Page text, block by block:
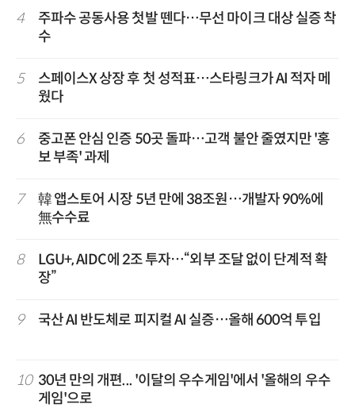
4
주파수 공동사용 첫발 뗀다…무선 마이크 대상 실증 착
수
5
스페이스X 상장 후 첫 성적표…스타링크가 AI 적자 메
웠다
6
중고폰 안심 인증 50곳 돌파…고객 불안 줄였지만 '홍
보 부족' 과제
7
韓 앱스토어 시장 5년 만에 38조원…개발자 90%에
無수수료
8
LGU+, AIDC에 2조 투자…“외부 조달 없이 단계적 확
장”
9 국산 AI 반도체로 피지컬 AI 실증…올해 600억 투입
10 30년 만의 개편... '이달의 우수게임'에서 '올해의 우수
게임'으로